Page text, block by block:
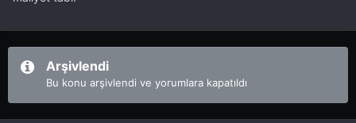
Arşivlendi
Bu konu arşivlendi ve yorumlara kapatıldı